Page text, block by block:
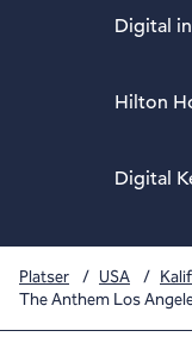
Digital
Hilton
Digital
Platser / USA /
The Anthem Los